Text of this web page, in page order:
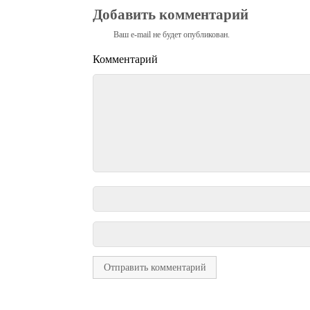
Добавить комментарий
Ваш e-mail не будет опубликован.
Комментарий